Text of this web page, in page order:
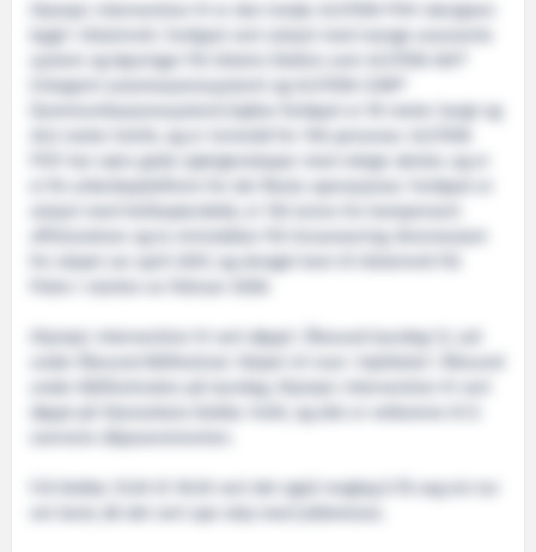
Olympic Intervention IV er den tredje ULSTEIN P101-designen
bygd i Ulsteinvik. Fartøyet vert utstyrt med mange avanserte
system og løysingar frå Ulstein Elektro som ULSTEIN IAS®
(integrert automasjonssystem) og ULSTEIN COM®
(kommunikasjonssystem).Sjølve fartøyet er 95 meter langt og
P101 har særs gode sjøeigenskapar med rolege rørsler, og er
ei fin arbeidsplattform for dei fleste operasjonar. Fartøyet er
utstyrt med helikopterdekk, ei 150 tonns hiv kompensert
for skipet var april 2007, og skroget kom til Ulsteinvik frå
Olympic Intervention IV vert døypt i Ålesund laurdag 12. juli
døypt på Skansekaia klokka 14:00, og alle er velkomne til å
Frå klokka 15:30 til 18:30 vert det også mogleg å få seg ein tur
om bord, då det vert ope skip med jobbmesse.